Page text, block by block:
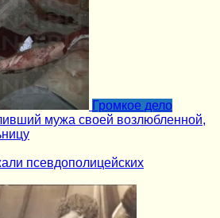
Громкое дело
мужа своей возлюбленной,
псевдополицейских